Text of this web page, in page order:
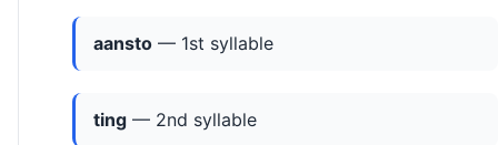
aansto — 1st syllable
ting — 2nd syllable